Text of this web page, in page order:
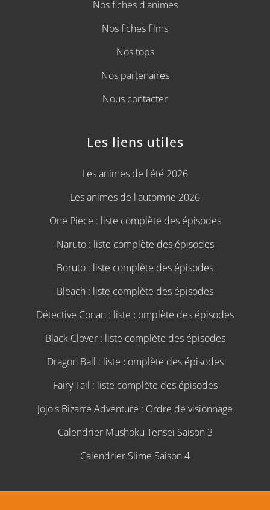
Nos fiches d'animes
Nos fiches films
Nos tops
Nos partenaires
Nous contacter
Les liens utiles
Les animes de l'été 2026
Les animes de l'automne 2026
One Piece : liste complète des épisodes
Naruto : liste complète des épisodes
Boruto : liste complète des épisodes
Bleach : liste complète des épisodes
Détective Conan : liste complète des épisodes
Black Clover : liste complète des épisodes
Dragon Ball : liste complète des épisodes
Fairy Tail : liste complète des épisodes
Jojo's Bizarre Adventure : Ordre de visionnage
Calendrier Mushoku Tensei Saison 3
Calendrier Slime Saison 4